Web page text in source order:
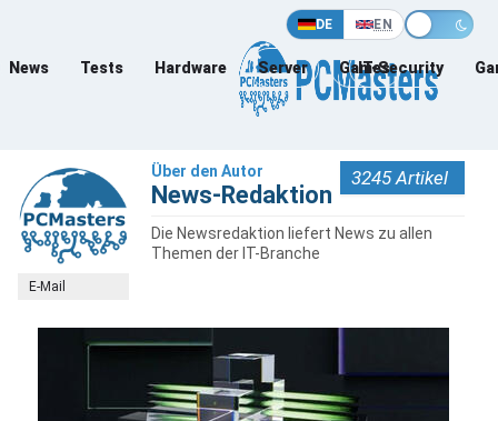
DE EN
News Tests Hardware Server Games
IT-Security
E-Mail
3245 Artikel
Über den Autor
News-Redaktion
Die Newsredaktion liefert News zu allen
Themen der IT-Branche